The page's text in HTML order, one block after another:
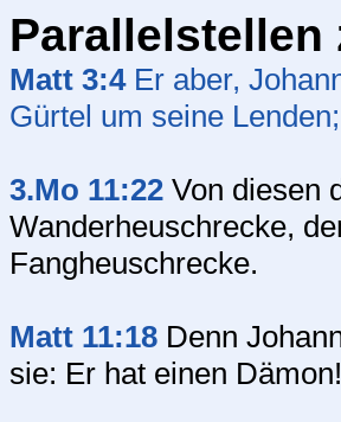
Parallelstellen
Matt 3:4Er aber,
Gürtel um seine
3.Mo 11:22 Von diesen
Wanderheuschrecke,
Fangheuschrecke.
Matt 11:18 Denn
sie: Er hat einen Dämon!